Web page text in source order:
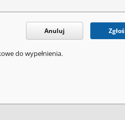
Anuluj Zgłoś
do wypełnienia.